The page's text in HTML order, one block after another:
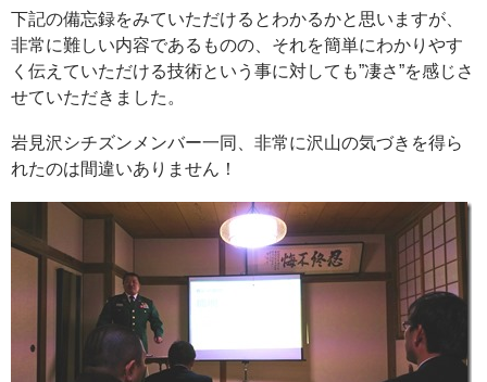
下記の備忘録をみていただけるとわかるかと思いますが、
非常に難しい内容であるものの、それを簡単にわかりやす
く伝えていただける技術という事に対しても”凄さ”を感じさ
せていただきました。
岩見沢シチズンメンバー一同、非常に沢山の気づきを得ら
れたのは間違いありません！